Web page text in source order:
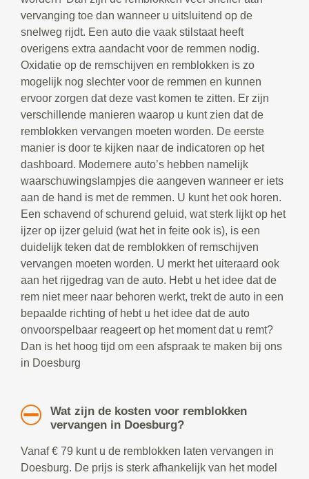
vervanging toe dan wanneer u uitsluitend op de
snelweg rijdt. Een auto die vaak stilstaat heeft
overigens extra aandacht voor de remmen nodig.
Oxidatie op de remschijven en remblokken is zo
mogelijk nog slechter voor de remmen en kunnen
ervoor zorgen dat deze vast komen te zitten. Er zijn
verschillende manieren waarop u kunt zien dat de
remblokken vervangen moeten worden. De eerste
manier is door te kijken naar de indicatoren op het
dashboard. Modernere auto’s hebben namelijk
waarschuwingslampjes die aangeven wanneer er iets
aan de hand is met de remmen. U kunt het ook horen.
Een schavend of schurend geluid, wat sterk lijkt op het
ijzer op ijzer geluid (wat het in feite ook is), is een
duidelijk teken dat de remblokken of remschijven
vervangen moeten worden. U merkt het uiteraard ook
aan het rijgedrag van de auto. Hebt u het idee dat de
rem niet meer naar behoren werkt, trekt de auto in een
bepaalde richting of hebt u het idee dat de auto
onvoorspelbaar reageert op het moment dat u remt?
Dan is het hoog tijd om een afspraak te maken bij ons
in Doesburg
Wat zijn de kosten voor remblokken
vervangen in Doesburg?
Vanaf € 79 kunt u de remblokken laten vervangen in
Doesburg. De prijs is sterk afhankelijk van het model